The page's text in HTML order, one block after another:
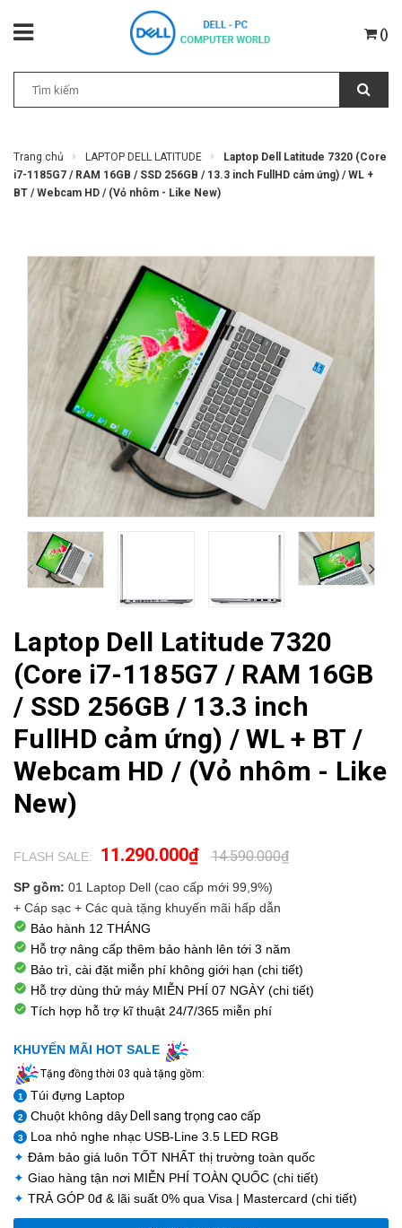
()
Trang chủ LAPTOP DELL LATITUDE
Laptop Dell Latitude 7320 (Core
i7-1185G7 / RAM 16GB / SSD 256GB / 13.3 inch FullHD cảm ứng) / WL +
BT / Webcam HD / (Vỏ nhôm - Like New)
Laptop Dell Latitude 7320
(Core i7-1185G7 / RAM 16GB
/ SSD 256GB / 13.3 inch
FullHD cảm ứng) / WL + BT /
Webcam HD / (Vỏ nhôm - Like
New)
FLASH SALE: 11.290.000₫ 14.590.000₫
SP gồm: 01 Laptop Dell (cao cấp mới 99,9%)
+ Cáp sạc + Các quà tặng khuyến mãi hấp dẫn
Bảo hành 12 THÁNG
Hỗ trợ nâng cấp thêm bảo hành lên tới 3 năm
Bảo trì, cài đặt miễn phí không giới hạn (chi tiết)
Hỗ trợ dùng thử máy MIỄN PHÍ 07 NGÀY (chi tiết)
Tích hợp hỗ trợ kĩ thuật 24/7/365 miễn phí
KHUYẾN MÃI HOT SALE
Tặng đồng thời 03 quà tặng gồm:
1 Túi đựng Laptop
2 Chuột không dâyDell sang trọng cao cấp
3
Loa nhỏ nghe nhạc USB-Line 3.5 LED RGB
✦ Đảm bảo giá luôn TỐT NHẤT thị trường toàn quốc
✦ Giao hàng tận nơi MIỄN PHÍ TOÀN QUỐC (chi tiết)
✦ TRẢ GÓP 0đ & lãi suất 0% qua Visa | Mastercard (chi tiết)